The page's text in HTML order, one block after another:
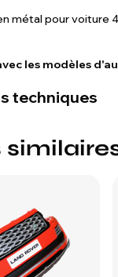
métal pour voiture
les modèles
techniques